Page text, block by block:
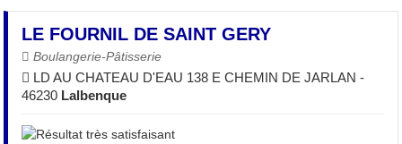
LE FOURNIL DE SAINT GERY
Boulangerie-Pâtisserie
LD AU CHATEAU D'EAU 138 E CHEMIN DE JARLAN -
46230 Lalbenque